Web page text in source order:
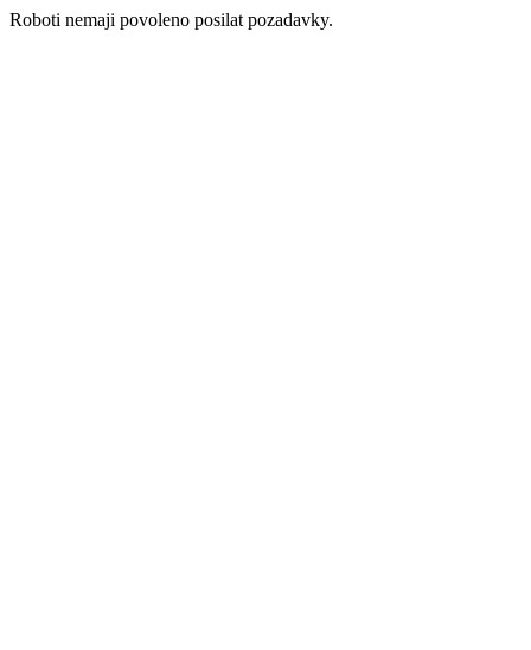
Roboti nemaji povoleno posilat pozadavky.